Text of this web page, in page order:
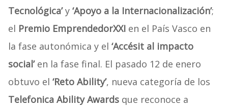
Tecnológica’y ‘Apoyo a la Internacionalización’;
el Premio EmprendedorXXIen el País Vasco en
la fase autonómica y el ‘Accésit al impacto
social’en la fase final. El pasado 12 de enero
obtuvo el ‘Reto Ability’, nueva categoría de los
Telefonica Ability Awardsque reconoce a